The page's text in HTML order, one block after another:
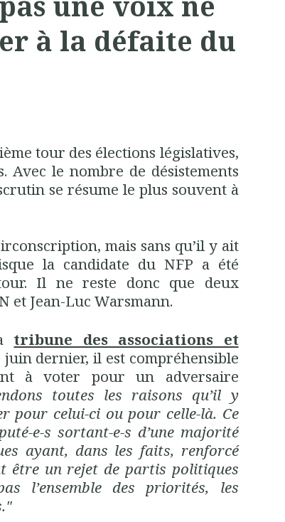
à la défaite du
tour des élections législatives,
Avec le nombre de désistements
se résume le plus souvent à
mais sans qu’il y ait
la candidate du NFP a été
Il ne reste donc que deux
et Jean-Luc Warsmann.
tribune des associations et
juin dernier, il est compréhensible
à voter pour un adversaire
toutes les raisons qu’il y
pour celui-ci ou pour celle-là. Ce
e-s sortant-e-s d’une majorité
ayant, dans les faits, renforcé
être un rejet de partis politiques
l’ensemble des priorités, les